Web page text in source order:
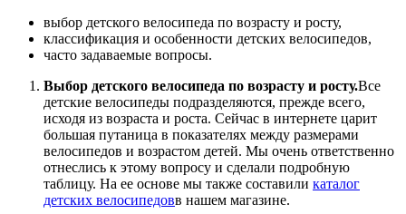
выбор детского велосипеда по возрасту и росту,
классификация и особенности детских велосипедов,
часто задаваемые вопросы.
Выбор детского велосипеда по возрасту и росту.Все
детские велосипеды подразделяются, прежде всего,
исходя из возраста и роста. Сейчас в интернете царит
большая путаница в показателях между размерами
велосипедов и возрастом детей. Мы очень ответственно
отнеслись к этому вопросу и сделали подробную
таблицу. На ее основе мы также составили каталог
детских велосипедовв нашем магазине.